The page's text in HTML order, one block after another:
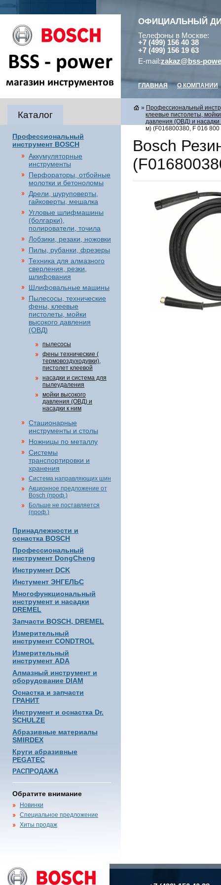
ОФИЦИАЛЬНЫЙ
Телефоны в Москве:
+7 (499) 156 40 38
+7 (499) 156 19 63
E-mail:zakaz@bss-
ГЛАВНАЯ О КОМПАНИИ
Каталог
Профессиональный
инструмент BOSCH
Аккумуляторные
инструменты
Перфораторы, отбойные
молотки и бетоноломы
Дрели, шуруповерты,
гайковерты, мешалка
Угловые шлифмашины
(болгарки),
полирователи, точила
Лобзики, резаки, ножовки
Пилы, рубанки, фрезеры
Техника для алмазного
сверления, резки,
шлифования
Шлифовальные машины
Пылесосы, технические
фены, клеевые
пистолеты, мойки
высокого давления
(ОВД)
пылесосы
фены технические (
термовоздуходувки),
пистолет клеевой
насадки и система для
пылеудаления
мойки высокого
давления (ОВД) и
насадки к ним
Стационарные
инструменты и столы
Ножницы по металлу
Системы
транспортировки и
хранения
Система направляющих шин
Акционное предложение от
Bosch (проф.)
Больше не поставляется
(проф.)
Принадлежности и
оснастка BOSCH
Профессиональный
инструмент DongCheng
Инструмент DCK
Инстумент ЭНГЕЛЬС
Многофункциональный
инструмент и насадки
DREMEL
Запчасти BOSCH, DREMEL
Измерительный
инструмент CONDTROL
Измерительный
инструмент ADA
Алмазный инструмент и
оборудование DIAM
Оснастка и запчасти
ГРАНИТ
Инструмент и оснастка Dr.
SCHULZE
Абразивные материалы
SMIRDEX
Круги абразивные
PEGATEC
РАСПРОДАЖА
Обратите внимание
Новинки
Специальное предложение
Хиты продаж
» Профессиональный
клеевые пистолеты,
давления (ОВД) и насадки
м) (F016800380, F 016
Bosch